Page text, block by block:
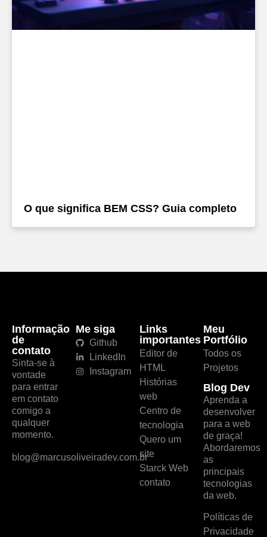
O que significa BEM CSS? Guia completo
Informação
de
contato
Sinta-se à
vontade
para entrar
em contato
comigo a
qualquer
momento.
blog@marcusoliveiradev.com.br
Me siga
Github
LinkedIn
Instagram
Links
importantes
Editor de
HTML
Histórias
web
Centro de
tecnologia
Quero um
site
Starck Web
contato
Meu
Portfólio
Todos os
Projetos
Blog Dev
Aprenda a
desenvolver
para a web
de graça!
Abordaremos
as
principais
tecnologias
da web.
Políticas de
Privacidade